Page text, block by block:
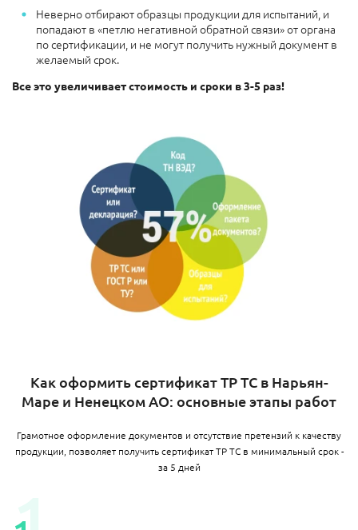
Неверно отбирают образцы продукции для испытаний, и
попадают в «петлю негативной обратной связи» от органа
по сертификации, и не могут получить нужный документ в
желаемый срок.
Все это увеличивает стоимость и сроки в 3-5 раз!
Как оформить сертификат ТР ТС в Нарьян-
Маре и Ненецком АО: основные этапы работ
Грамотное оформление документов и отсутствие претензий к качеству
продукции, позволяет получить сертификат ТР ТС в минимальный срок -
за 5 дней